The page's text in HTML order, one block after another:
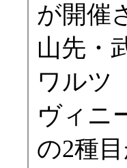
が開催
山先・
ワルツ
ヴィニ
の2種目